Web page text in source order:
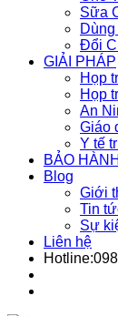
Sữa
Đổi
GIẢI PHÁP
Họp
Họp
An
Giáo
Y tế
BẢO HÀNH
Blog
Giới
Tin
Sự
Liên hệ